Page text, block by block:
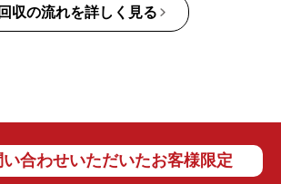
回収の流れを詳しく見る
合わせいただいたお客様限定